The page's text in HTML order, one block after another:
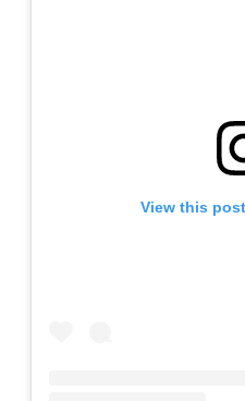
View this